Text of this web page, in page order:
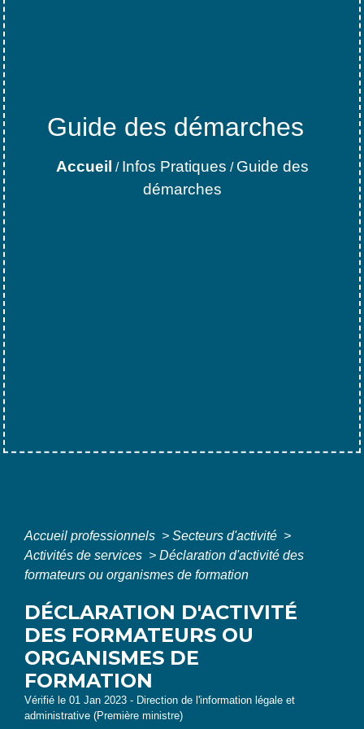
Guide des démarches
Accueil / Infos Pratiques / Guide des
démarches
Accueil professionnels > Secteurs d'activité >
Activités de services > Déclaration d'activité des
formateurs ou organismes de formation
DÉCLARATION D'ACTIVITÉ
DES FORMATEURS OU
ORGANISMES DE
FORMATION
Vérifié le 01 Jan 2023 - Direction de l'information légale et
administrative (Première ministre)